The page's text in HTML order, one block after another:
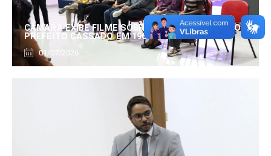
CÂMARA EXIBE FILME SOBRE EDUARDO SERRANO,
PREFEITO CASSADO EM 1960
01/07/2026